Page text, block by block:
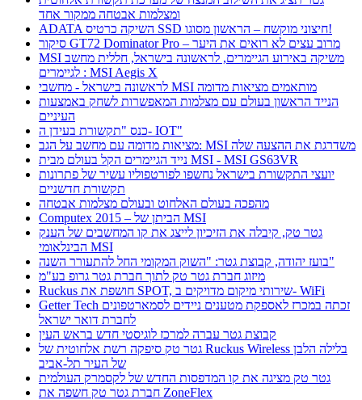
ומצלמות אבטחה ממקור אחד
ADATA השיקה כרטיס SSD חיצוני מוקשח – הראשון מסוגו!
סיקור GT72 Dominator Pro – מרוב עצים לא רואים את היער
MSI משיקה באירוע הגיימרים, לראשונה בישראל, חללית מחשב
לגיימרים : MSI Aegis X
לראשונה בישראל - מחשבי MSI מותאמים מציאות מדומה
הנייד הראשון בעולם עם מצלמות המאפשרות לשחק באמצעות
העיניים
כנס "תקשורת בעידן ה- IOT"
מציאות מדומה עם מחשב על הגב: MSI משדרגת את ההצעה שלה
נייד הגיימרים הקל בעולם מבית MSI - MSI GS63VR
יועצי התקשורת בישראל נחשפו לפורטפוליו עשיר של פתרונות
תקשורת חדשניים
מהפכה בעולם האלחוט ובעולם מצלמות אבטחה
Computex 2015 – הביתן של MSI
גטר טק, קיבלה את הזיכיון לייצג את קו המחשבים של הענק
הבינלאומי MSI
בועז יהודה, קבוצת גטר: "השוק המקומי החל להתעורר השנה"
מיזוג חברת גטר טק לתוך חברת גטר גרופ בע"מ
Ruckus חושפת את SPOT, שירותי מיקום מדויקים ב- WiFi
Getter Tech זכתה במכרז לאספקת מטענים ניידים לסמארטפונים
לחברת דואר ישראל
קבוצת גטר עברה למרכז לוגיסטי חדש בראש העין
גטר טק סיפקה רשת אלחוטית של Ruckus Wireless בלילה הלבן
של העיר תל-אביב
גטר טק מציגה את קו המדפסות החדש של לקסמרק העולמית
חברת גטר טק חשפה את ZoneFlex